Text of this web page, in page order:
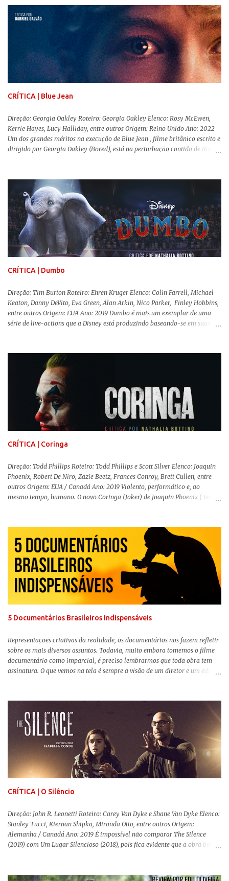
lançamento, posso afirmar que o longa, dirigido por Greta Gerwig (
Adoráveis Mulheres ) prometeu tudo e entregou mais ainda, se provando o
filme do ano até aqui. Repleto de criatividade, humor e sem medo de não se
levar a sério, a produção aborda temas complexos com críticas potentes. Já
conhecida por sua filmografia feminista, Gerwig traz uma reflexão de
como a Barbie se encaixa no mundo moderno, desenvolvendo a
importância e o impacto, positivo ou negativo, da boneca na vida das
pessoas. Isso tudo com um sentimento de nostalgia multigeracional. Na
CRÍTICA | Blue Jean
Direção: Georgia Oakley Roteiro: Georgia Oakley Elenco: Rosy McEwen,
Kerrie Hayes, Lucy Halliday, entre outros Origem: Reino Unido Ano: 2022
Um dos grandes méritos na execução de Blue Jean , filme britânico escrito e
dirigido por Georgia Oakley (Bored), está na perturbação contida de Rosy
movimentos e falas, equilibrada numa frágil neutralidade entre seu
trabalho e seus afetos, passando noites bebendo e jogando sinuca com seu
grupo de amigas lésbicas e sua amante. É imperativo para ela que ambos
os mundos não se cruzem de modo algum, pois o período histórico no qual
a história se passa - 1988 na Inglaterra - é de um contexto profundamente
conservador e hostil a pessoas queer. Com o governo liderado pela então
primeira-ministra Margaret Tatcher usando recursos supostamente
constitucionais para mobilizar campanhas agressivas ao modo de vida
CRÍTICA | Dumbo
Direção: Tim Burton Roteiro: Ehren Kruger Elenco: Colin Farrell, Michael
Keaton, Danny DeVito, Eva Green, Alan Arkin, Nico Parker, Finley Hobbins,
entre outros Origem: EUA Ano: 2019 Dumbo é mais um exemplar de uma
série de live-actions que a Disney está produzindo baseando-se em suas
remake , já que a história do elefantinho voador foi reinventada de forma
mais realista, se adequando perfeitamente a proposta. Não há animais
falantes, por exemplo, mas nem por isso o tom lúdico e infantil é deixado
de lado. Apesar da relevância histórica, o filme supera a animação original
em termos visuais e narrativos, , superando a animação original em termos
visuais e narrativos. A história começa quando o pai das crianças, Holt
Ferrier (Colin Farrell), uma ex-estrela de circo, volta da guerra e se depara
com os filhos de...
CRÍTICA | Coringa
Direção: Todd Phillips Roteiro: Todd Phillips e Scott Silver Elenco: Joaquin
Phoenix, Robert De Niro, Zazie Beetz, Frances Conroy, Brett Cullen, entre
outros Origem: EUA / Canadá Ano: 2019 Violento, performático e, ao
mesmo tempo, humano. O novo Coringa (Joker) de Joaquin Phoenix ( Você
Comics . É importante ressaltar que este não é um filme de herói. E muito
menos de vilão. O longa de Todd Phillips (Se Beber, Não Case!) segue uma
trajetória profunda do reflexo da corrupção da sociedade na vida de um ser
humano, capaz de causar perturbação e desconforto do inicio ao fim da
projeção, e por mais um bom tempo após deixar o cinema. Trata-se de
uma obra difícil de ser "digerida", pois lida com temas sensíveis, como
abuso, doença mental, bullying e violência física. Todo esse turbilhão de
5 Documentários Brasileiros Indispensáveis
Representações criativas da realidade, os documentários nos fazem refletir
sobre os mais diversos assuntos. Todavia, muito embora tomemos o filme
documentário como imparcial, é preciso lembrarmos que toda obra tem
assinatura. O que vemos na tela é sempre a visão de um diretor e um editor
sempre importante levarmos em conta quem assina e qual a função social
da obra. O cinema brasileiro é celeiro de grandes documentaristas, muitos
deles mundialmente reconhecidos. Pensando na variedade de estilos e
estéticas de se fazer documentários, selecionei 5 produções tupiniquins do
gênero que, para mim, são indispensáveis: ▼ Cabra Marcado para Morrer
(1984) , de Eduardo Coutinho Em 1964, devido ao golpe militar, Eduardo
Coutinho (Edifício Master) teve que abandonar as filmagens do
documentário sobre o assassinato do líder camponês Joã...
CRÍTICA | O Silêncio
Direção: John R. Leonetti Roteiro: Carey Van Dyke e Shane Van Dyke Elenco:
Stanley Tucci, Kiernan Shipka, Miranda Otto, entre outros Origem:
Alemanha / Canadá Ano: 2019 É impossível não comparar The Silence
(2019) com Um Lugar Silencioso (2018), pois fica evidente que a obra bebe
reproduzir alguns elementos que consograram a obra de John Krasinski